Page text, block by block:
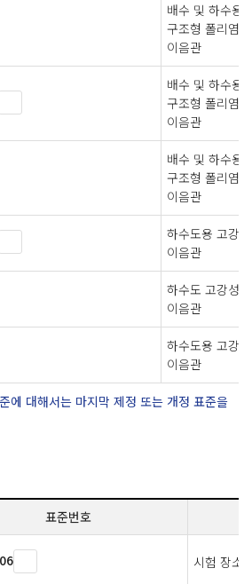
배수 및 하수용
구조형 폴리염
이음관
배수 및 하수용
구조형 폴리염
이음관
배수 및 하수용
구조형 폴리염
이음관
하수도용 고강
이음관
하수도 고강성
이음관
하수도용 고강
이음관
에 대해서는 마지막 제정 또는 개정 표준을
표준번호
시험 장소